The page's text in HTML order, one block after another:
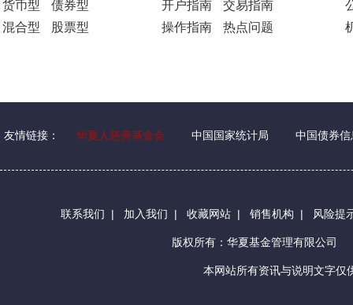
货币型
债券型
混合型
股票型
开户指南
交易指南
操作指南
热点问题
友情链接： 华夏人慈善基金会 中国国家统计局 中国债券信
联系我们 | 加入我们 | 收藏网站 | 销售机构 | 风险提
版权所有：华夏基金管理有限公司
本网站所有资讯与说明文字仅